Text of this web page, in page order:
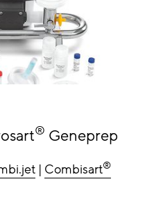
® Geneprep
| Combisart®